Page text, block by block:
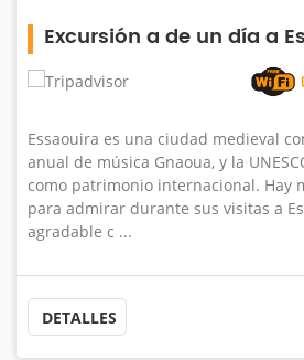
Tour privado por el
3 días
Durante estos 3 días de
Merzouga, nuestro
Marrakech. para una
montañas del Atlas y el Tichka
DETALLES